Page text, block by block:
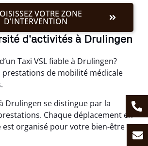
VOTRE ZONE
D'INTERVENTION
d'activités à Drulingen
Taxi VSL fiable à Drulingen?
prestations de mobilité médicale
Drulingen se distingue par la
Chaque déplacement en
est organisé pour votre bien-être